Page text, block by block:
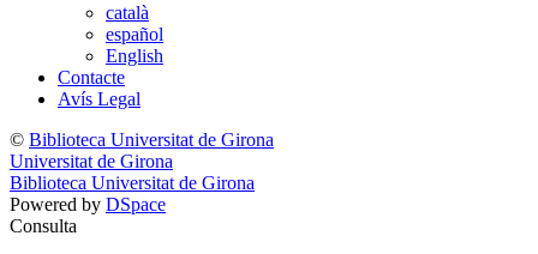
català
español
English
Contacte
Avís Legal
© Biblioteca Universitat de Girona
Universitat de Girona
Biblioteca Universitat de Girona
Powered by DSpace
Consulta